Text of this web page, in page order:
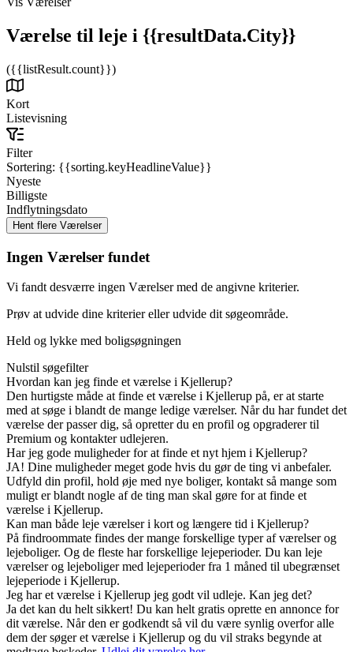
Værelse til leje i {{resultData.City}}
({{listResult.count}})
Kort
Listevisning
Filter
Sortering: {{sorting.keyHeadlineValue}}
Nyeste
Billigste
Indflytningsdato
Ingen Værelser fundet
Vi fandt desværre ingen Værelser med de angivne kriterier.
Prøv at udvide dine kriterier eller udvide dit søgeområde.
Held og lykke med boligsøgningen
Nulstil søgefilter
Hvordan kan jeg finde et værelse i Kjellerup?
Den hurtigste måde at finde et værelse i Kjellerup på, er at starte
med at søge i blandt de mange ledige værelser. Når du har fundet det
værelse der passer dig, så opretter du en profil og opgraderer til
Premium og kontakter udlejeren.
Har jeg gode muligheder for at finde et nyt hjem i Kjellerup?
JA! Dine muligheder meget gode hvis du gør de ting vi anbefaler.
Udfyld din profil, hold øje med nye boliger, kontakt så mange som
muligt er blandt nogle af de ting man skal gøre for at finde et
værelse i Kjellerup.
Kan man både leje værelser i kort og længere tid i Kjellerup?
På findroommate findes der mange forskellige typer af værelser og
lejeboliger. Og de fleste har forskellige lejeperioder. Du kan leje
værelser og lejeboliger med lejeperioder fra 1 måned til ubegrænset
lejeperiode i Kjellerup.
Jeg har et værelse i Kjellerup jeg godt vil udleje. Kan jeg det?
Ja det kan du helt sikkert! Du kan helt gratis oprette en annonce for
dit værelse. Når den er godkendt så vil du være synlig overfor alle
dem der søger et værelse i Kjellerup og du vil straks begynde at